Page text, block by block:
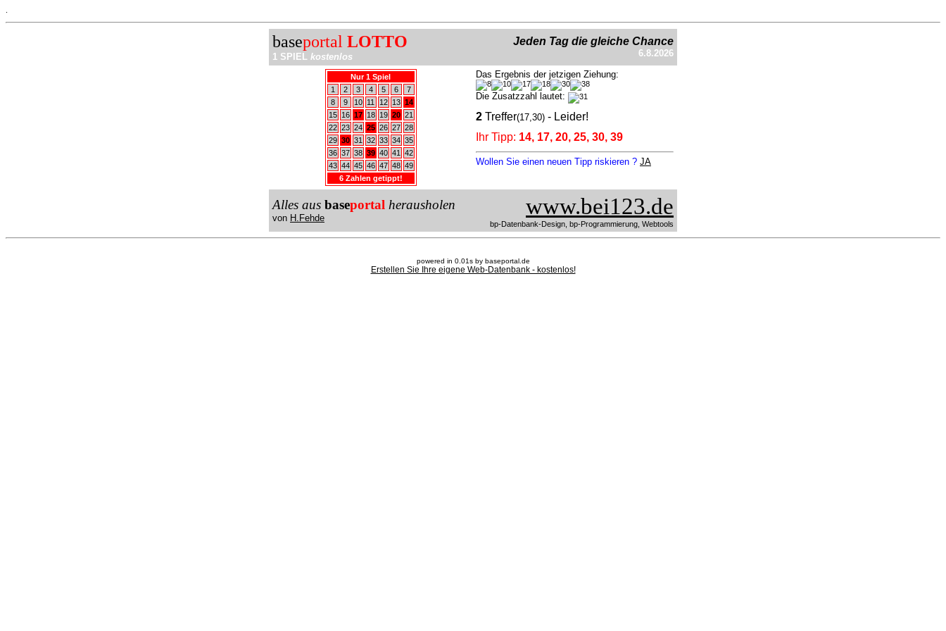
baseportal LOTTO
1 SPIEL kostenlos
Jeden Tag die gleiche Chance
6.8.2026
Nur 1 Spiel
1
2 3 4 5 6
7
8
9 10 11 12 13 14
15
16 17 18 19 20 21
22 23 24 25 26 27 28
29 30 31 32 33 34 35
36 37 38 39 40 41
42
43 44 45 46 47 48 49
6 Zahlen getippt!
Das Ergebnis der jetzigen Ziehung:
Die Zusatzzahl lautet:
2 Treffer(17,30) - Leider!
Ihr Tipp: 14, 17, 20, 25, 30, 39
Wollen Sie einen neuen Tipp riskieren ? JA
Alles aus baseportal herausholen
von H.Fehde www.bei123.de
bp-Datenbank-Design, bp-Programmierung, Webtools
powered in 0.01s by baseportal.de
Erstellen Sie Ihre eigene Web-Datenbank - kostenlos!